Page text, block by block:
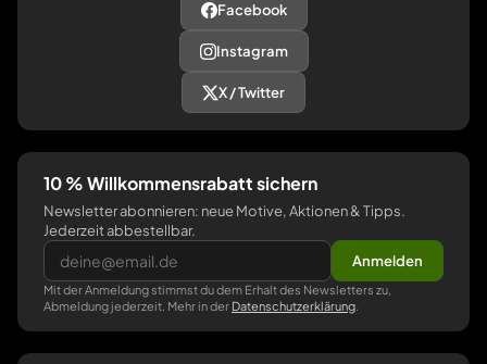
Facebook
Instagram
X / Twitter
10 % Willkommensrabatt sichern
Newsletter abonnieren: neue Motive, Aktionen & Tipps.
Jederzeit abbestellbar.
Anmelden
Mit der Anmeldung stimmst du dem Erhalt des Newsletters zu,
Abmeldung jederzeit. Mehr in der Datenschutzerklärung